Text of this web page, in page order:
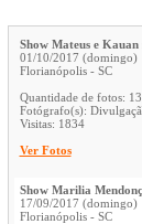
Show Mateus e Kauan
01/10/2017 (domingo)
Florianópolis - SC
Quantidade de fotos: 13
Fotógrafo(s):
Visitas: 1834
Ver Fotos
Show Marilia
17/09/2017 (domingo)
Florianópolis - SC